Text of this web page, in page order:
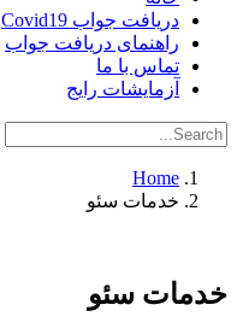
دریافت جواب Covid19
راهنمای دریافت جواب
تماس با ما
آزمایشات رایج
Search
Search
for:
Home
خدمات سئو
خدمات سئو